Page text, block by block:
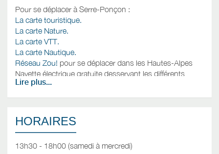
Pour se déplacer à Serre-Ponçon :
La carte touristique.
La carte Nature.
La carte VTT.
La carte Nautique.
Réseau Zou! pour se déplacer dans les Hautes-Alpes
Navette électrique gratuite desservant les différents
quartiers d'embrun, toute l'année,
Lire plus...
HORAIRES
13h30 - 18h00 (samedi à mercredi)